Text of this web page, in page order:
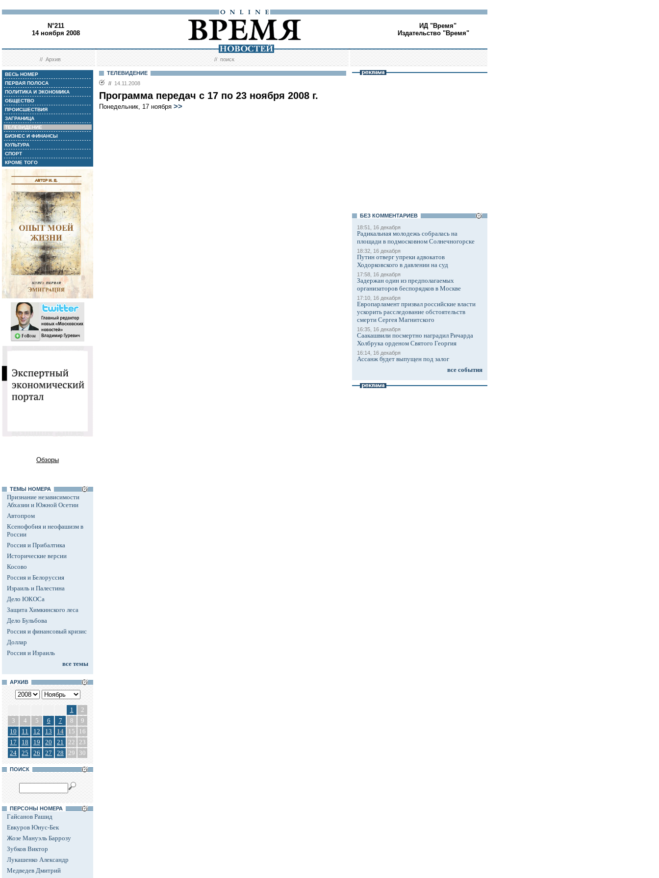
N°211
14 ноября 2008
ИД "Время"
Издательство "Время"
//Архив //поиск
ВЕСЬ НОМЕР
ПЕРВАЯ ПОЛОСА
ПОЛИТИКА И ЭКОНОМИКА
ОБЩЕСТВО
ПРОИСШЕСТВИЯ
ЗАГРАНИЦА
ТЕЛЕВИДЕНИЕ
БИЗНЕС И ФИНАНСЫ
КУЛЬТУРА
СПОРТ
КРОМЕ ТОГО
Обзоры
ТЕМЫ НОМЕРА
Признание независимости
Абхазии и Южной Осетии
Автопром
Ксенофобия и неофашизм в
России
Россия и Прибалтика
Исторические версии
Косово
Россия и Белоруссия
Израиль и Палестина
Дело ЮКОСа
Защита Химкинского леса
Дело Бульбова
Россия и финансовый кризис
Доллар
Россия и Израиль
все темы
АРХИВ
1
2
3
4 5 6 7 8
9
10
11 12 13 14 15
16
17
18 19 20 21 22 23
24
25 26 27 28 29 30
ПОИСК
ПЕРСОНЫ НОМЕРА
Гайсанов Рашид
Евкуров Юнус-Бек
Жозе Мануэль Баррозу
Зубков Виктор
Лукашенко Александр
Медведев Дмитрий
ТЕЛЕВИДЕНИЕ
// 14.11.2008
Программа передач с 17 по 23 ноября 2008 г.
Понедельник, 17 ноября >>
БЕЗ КОМMЕНТАРИЕВ
18:51, 16 декабря
Радикальная молодежь собралась на
площади в подмосковном Солнечногорске
18:32, 16 декабря
Путин отверг упреки адвокатов
Ходорковского в давлении на суд
17:58, 16 декабря
Задержан один из предполагаемых
организаторов беспорядков в Москве
17:10, 16 декабря
Европарламент призвал российские власти
ускорить расследование обстоятельств
смерти Сергея Магнитского
16:35, 16 декабря
Саакашвили посмертно наградил Ричарда
Холбрука орденом Святого Георгия
16:14, 16 декабря
Ассанж будет выпущен под залог
все события